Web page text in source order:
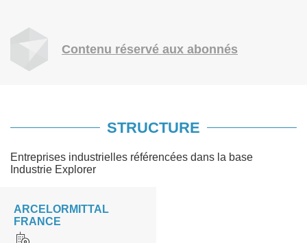
Contenu réservé aux abonnés
STRUCTURE
Entreprises industrielles référencées dans la base
Industrie Explorer
ARCELORMITTAL
FRANCE